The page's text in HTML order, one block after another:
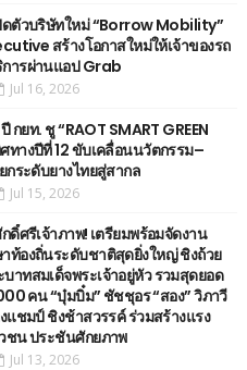
ตัวบริษัทใหม่ “Borrow Mobility”
สร้างโอกาสใหม่ให้เจ้าของรถ
ารผ่านแอป Grab
Jul 16, 2026
กยท. ชู “RAOT SMART GREEN
ทางปีที่ 12 ขับเคลื่อนนวัตกรรม–
กระดับยางไทยสู่สากล
Jul 15, 2026
ดิ์ศรีเจ้าภาพ! เตรียมพร้อมจัดงาน
ท้องถิ่นระดับชาติสุดยิ่งใหญ่ ชิงถ้วย
าทสมเด็จพระเจ้าอยู่หัว รวมสุดยอด
คน “บุ๋มบิ๋ม” ชัชชุอร “สอง” วิภาวี
แชมป์ ชิงช้าสวรรค์ ร่วมสร้างแรง
ชน ประชันศักยภาพ
Jul 13, 2026